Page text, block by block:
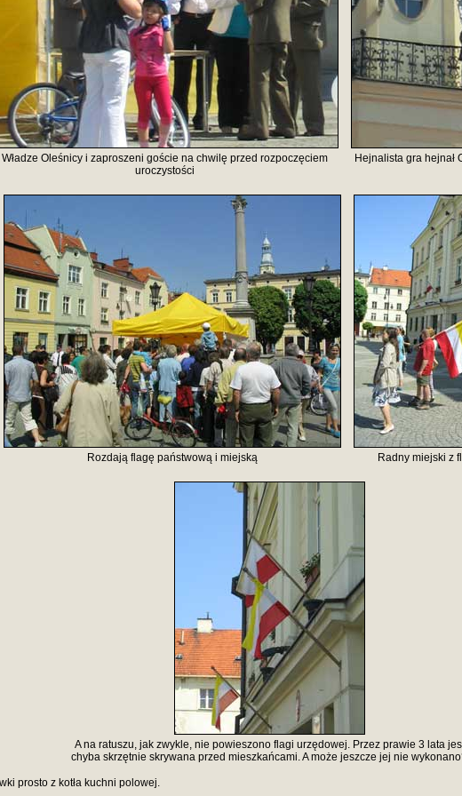
Władze Oleśnicy i zaproszeni goście na chwilę przed rozpoczęciem
uroczystości
Hejnalista gra hejnał
Rozdają flagę państwową i miejską Radny miejski z
A na ratuszu, jak zwykle, nie powieszono flagi urzędowej. Przez prawie 3 lata
chyba skrzętnie skrywana przed mieszkańcami. A może jeszcze jej nie
prosto z kotła kuchni polowej.